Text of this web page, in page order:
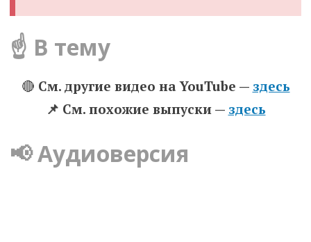
☝️ В тему
🔴 См. другие видео на YouTube — здесь
📌 Cм. похожие выпуски — здесь
📢 Аудиоверсия